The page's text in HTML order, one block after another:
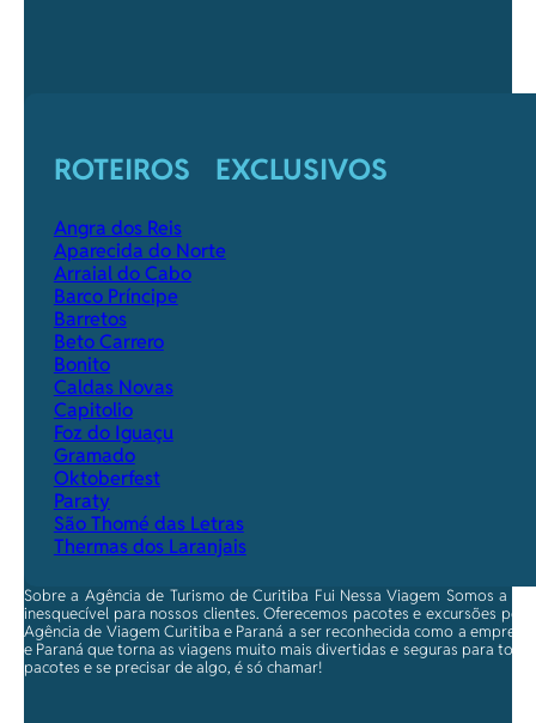
ROTEIROS EXCLUSIVOS
Angra dos Reis
Aparecida do Norte
Arraial do Cabo
Barco Príncipe
Barretos
Beto Carrero
Bonito
Caldas Novas
Capitolio
Foz do Iguaçu
Gramado
Oktoberfest
Paraty
São Thomé das Letras
Thermas dos Laranjais
Sobre a Agência de Turismo de Curitiba Fui Nessa Viagem Somos a
inesquecível para nossos clientes. Oferecemos pacotes e excursões
Agência de Viagem Curitiba e Paraná a ser reconhecida como a
e Paraná que torna as viagens muito mais divertidas e seguras para
pacotes e se precisar de algo, é só chamar!